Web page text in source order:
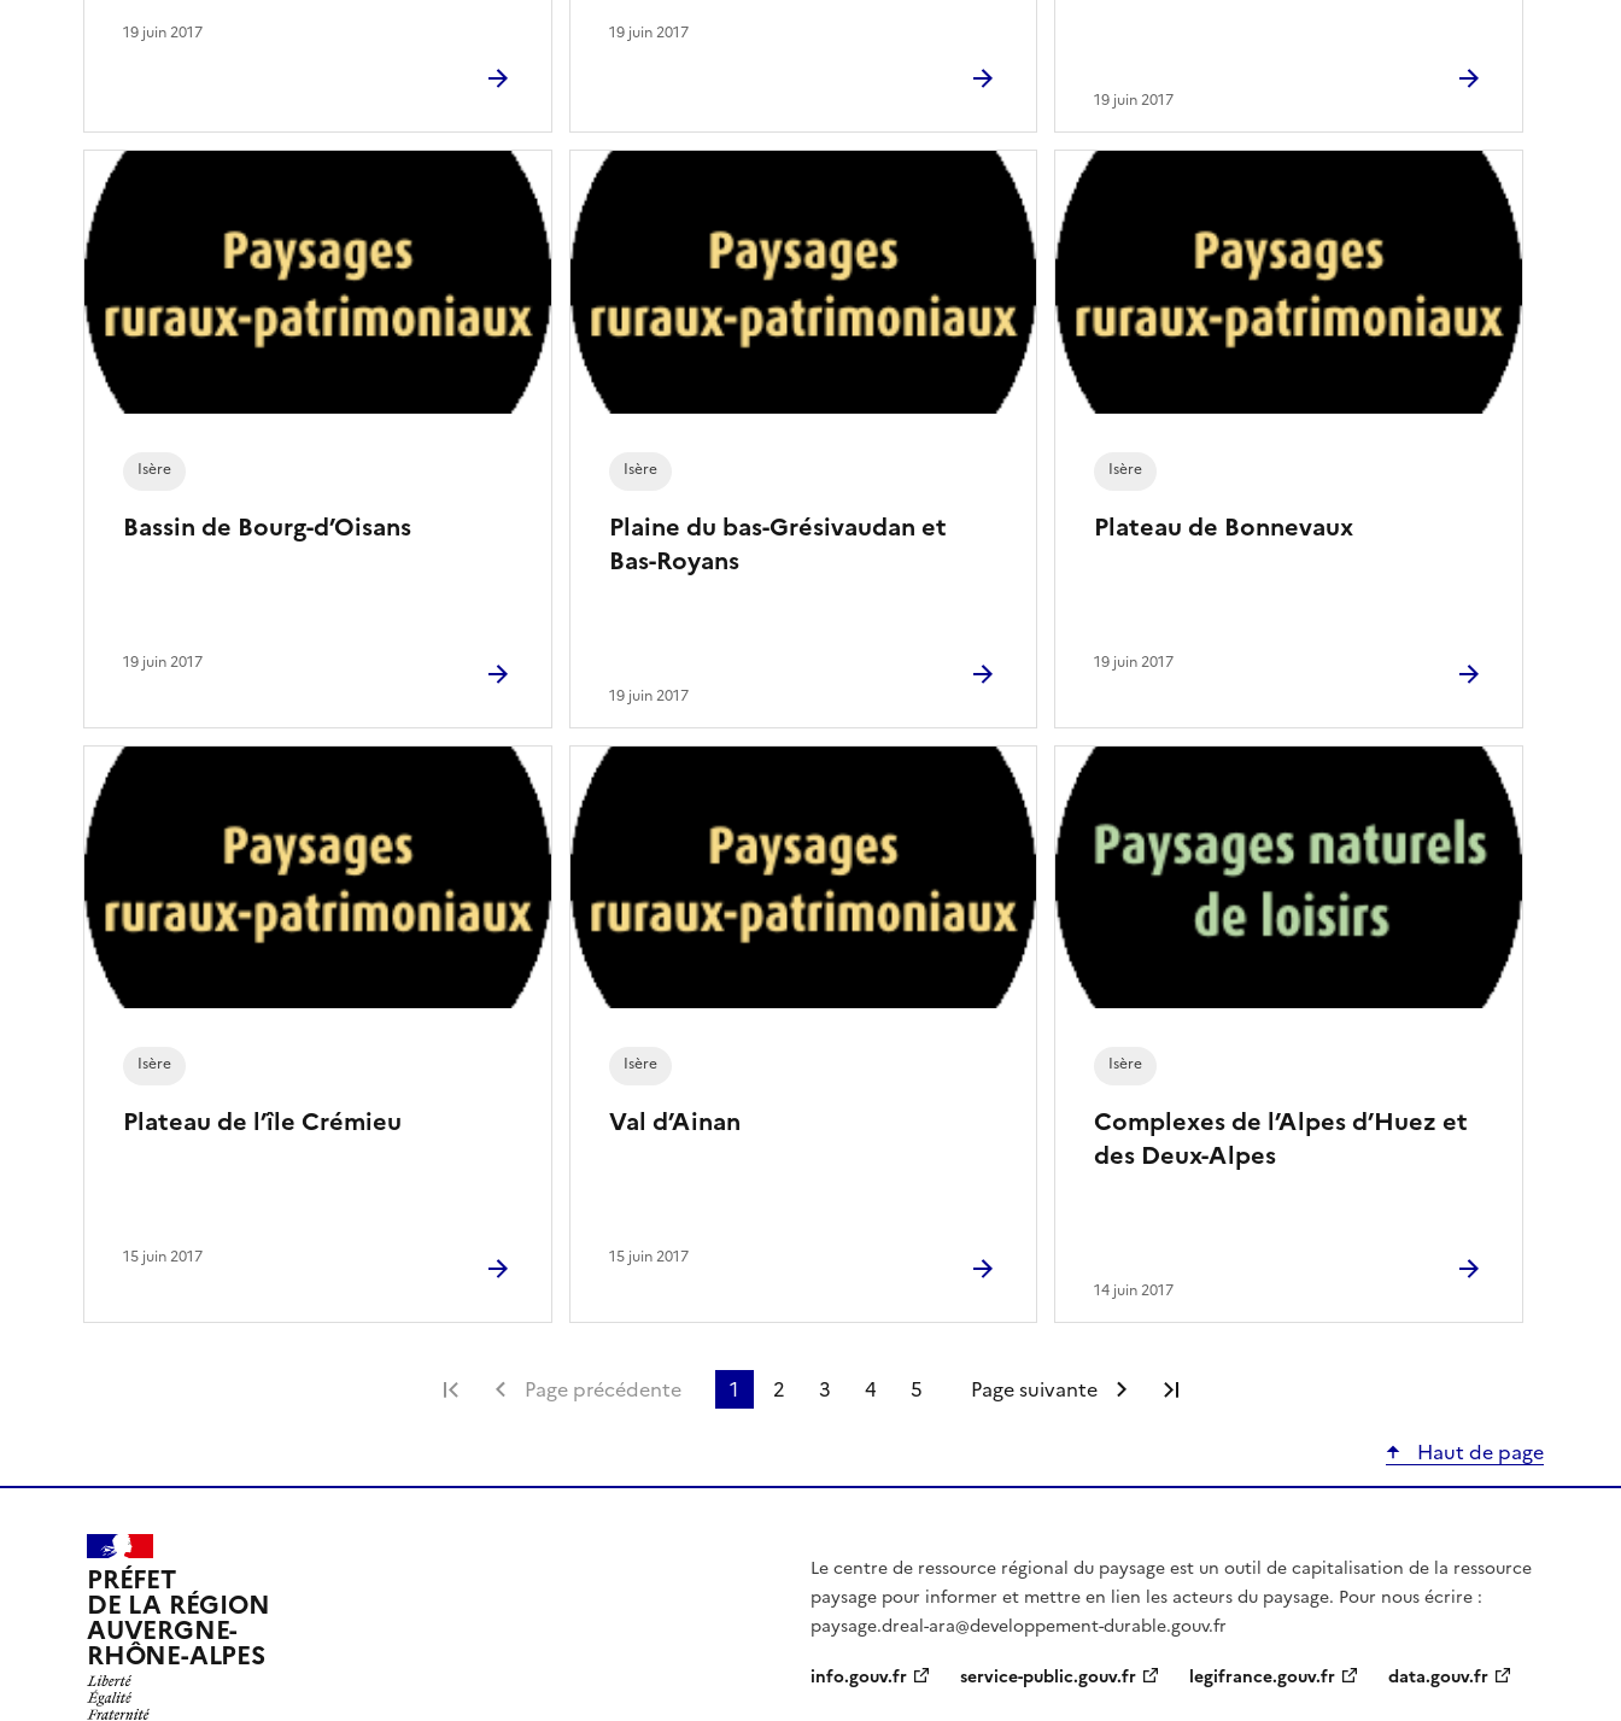
19 juin 2017 19 juin 2017
19 juin 2017
Bassin de Bourg-d’Oisans
Isère
19 juin 2017
Plaine du bas-Grésivaudan et
Bas-Royans
Isère
19 juin 2017
Plateau de Bonnevaux
Isère
19 juin 2017
Plateau de l’île Crémieu
Isère
15 juin 2017
Val d’Ainan
Isère
15 juin 2017
Complexes de l’Alpes d’Huez et
des Deux-Alpes
Isère
14 juin 2017
Première page
Page précédente 1 2 3 4 5 Page suivante
Haut de page
PRÉFET
DE LA RÉGION
AUVERGNE-
RHÔNE-ALPES
Le centre de ressource régional du paysage est un outil de capitalisation de la ressource
paysage pour informer et mettre en lien les acteurs du paysage. Pour nous écrire :
paysage.dreal-ara@developpement-durable.gouv.fr
info.gouv.fr
service-public.gouv.fr legifrance.gouv.fr data.gouv.fr